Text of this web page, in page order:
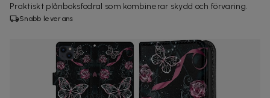
Praktiskt plånboksfodral som kombinerar skydd och förvaring.
Snabb leverans